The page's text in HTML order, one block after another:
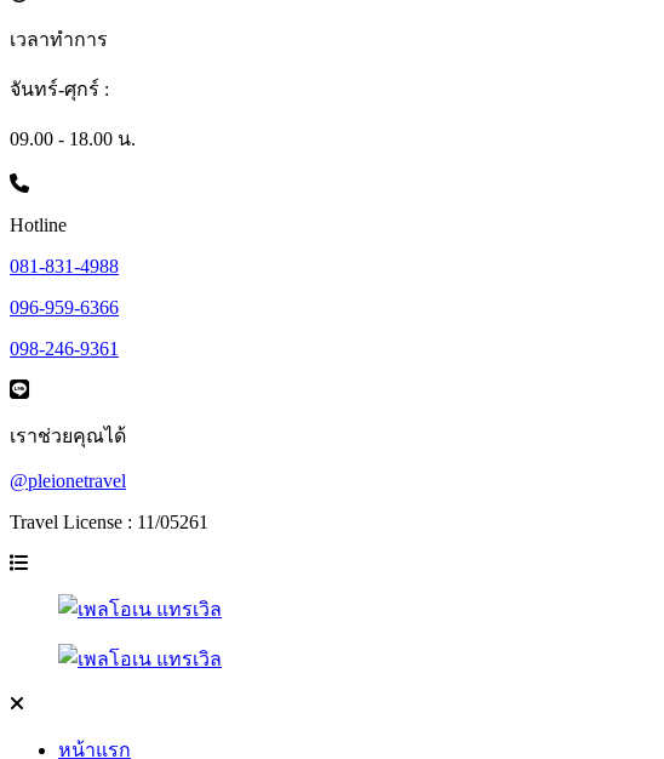
เวลาทำการ
จันทร์-ศุกร์ :
09.00 - 18.00 น.
Hotline
081-831-4988
096-959-6366
098-246-9361
เราช่วยคุณได้
@pleionetravel
Travel License : 11/05261
หน้าแรก